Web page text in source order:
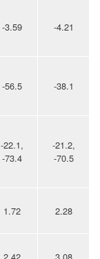
-3.59 -4.21
-56.5 -38.1
-22.1,
-73.4
-21.2,
-70.5
1.72 2.28